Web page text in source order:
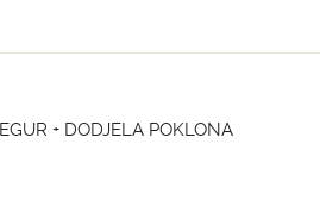
+ DODJELA POKLONA